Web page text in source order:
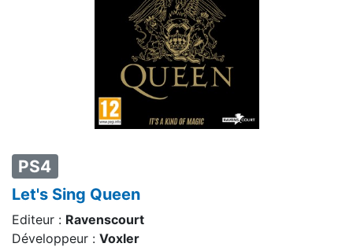
PS4
Let's Sing Queen
Editeur : Ravenscourt
Développeur : Voxler